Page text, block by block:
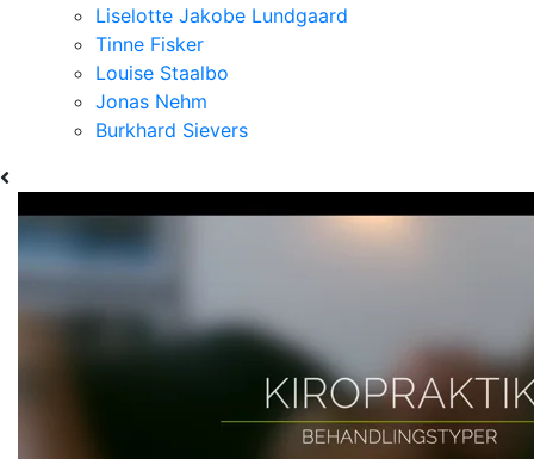
Liselotte Jakobe Lundgaard
Tinne Fisker
Louise Staalbo
Jonas Nehm
Burkhard Sievers